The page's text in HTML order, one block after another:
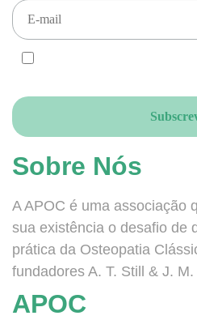
Sobre Nós
A APOC é uma associação
sua existência o desafio de
prática da Osteopatia
fundadores A. T. Still & J.
APOC